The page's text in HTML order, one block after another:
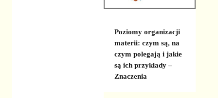
Poziomy organizacji
materii: czym są, na
czym polegają i jakie
są ich przykłady –
Znaczenia